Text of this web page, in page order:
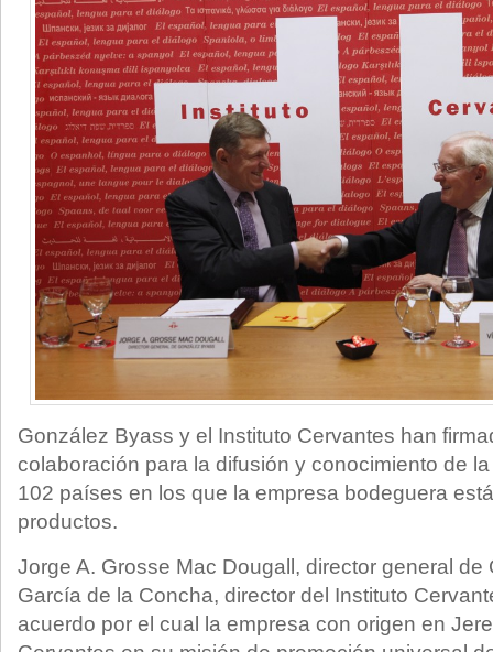
González Byass y el Instituto Cervantes han
colaboración para la difusión y conocimiento de
102 países en los que la empresa bodeguera
productos.
Jorge A. Grosse Mac Dougall, director general
García de la Concha, director del Instituto
acuerdo por el cual la empresa con origen en